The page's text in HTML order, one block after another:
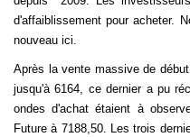
d'affaiblissement pour acheter.
nouveau ici.
Après la vente massive de
jusqu'à 6164, ce dernier a pu
ondes d'achat étaient à
Future à 7188,50. Les trois